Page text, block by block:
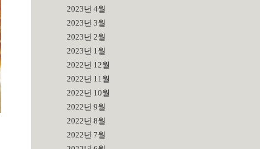
2023년 4월
2023년 3월
2023년 2월
2023년 1월
2022년 12월
2022년 11월
2022년 10월
2022년 9월
2022년 8월
2022년 7월